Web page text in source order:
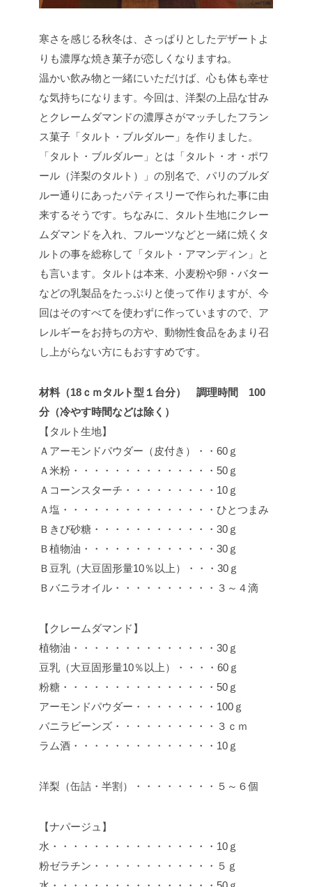
寒さを感じる秋冬は、さっぱりとしたデザートよ
りも濃厚な焼き菓子が恋しくなりますね。
温かい飲み物と一緒にいただけば、心も体も幸せ
な気持ちになります。今回は、洋梨の上品な甘み
とクレームダマンドの濃厚さがマッチしたフラン
ス菓子「タルト・ブルダルー」を作りました。
「タルト・ブルダルー」とは「タルト・オ・ポワ
ール（洋梨のタルト）」の別名で、パリのブルダ
ルー通りにあったパティスリーで作られた事に由
来するそうです。ちなみに、タルト生地にクレー
ムダマンドを入れ、フルーツなどと一緒に焼くタ
ルトの事を総称して「タルト・アマンディン」と
も言います。タルトは本来、小麦粉や卵・バター
などの乳製品をたっぷりと使って作りますが、今
回はそのすべてを使わずに作っていますので、ア
レルギーをお持ちの方や、動物性食品をあまり召
し上がらない方にもおすすめです。
材料（18ｃｍタルト型１台分） 調理時間 100
分（冷やす時間などは除く）
【タルト生地】
Ａアーモンドパウダー（皮付き）・・60ｇ
Ａ米粉・・・・・・・・・・・・・・50ｇ
Ａコーンスターチ・・・・・・・・・10ｇ
Ａ塩・・・・・・・・・・・・・・・ひとつまみ
Ｂきび砂糖・・・・・・・・・・・・30ｇ
Ｂ植物油・・・・・・・・・・・・・30ｇ
Ｂ豆乳（大豆固形量10％以上）・・・30ｇ
Ｂバニラオイル・・・・・・・・・・３～４滴
【クレームダマンド】
植物油・・・・・・・・・・・・・・30ｇ
豆乳（大豆固形量10％以上）・・・・60ｇ
粉糖・・・・・・・・・・・・・・・50ｇ
アーモンドパウダー・・・・・・・・100ｇ
バニラビーンズ・・・・・・・・・・３ｃｍ
ラム酒・・・・・・・・・・・・・・10ｇ
洋梨（缶詰・半割）・・・・・・・・５～６個
【ナパージュ】
水・・・・・・・・・・・・・・・・10ｇ
粉ゼラチン・・・・・・・・・・・・５ｇ